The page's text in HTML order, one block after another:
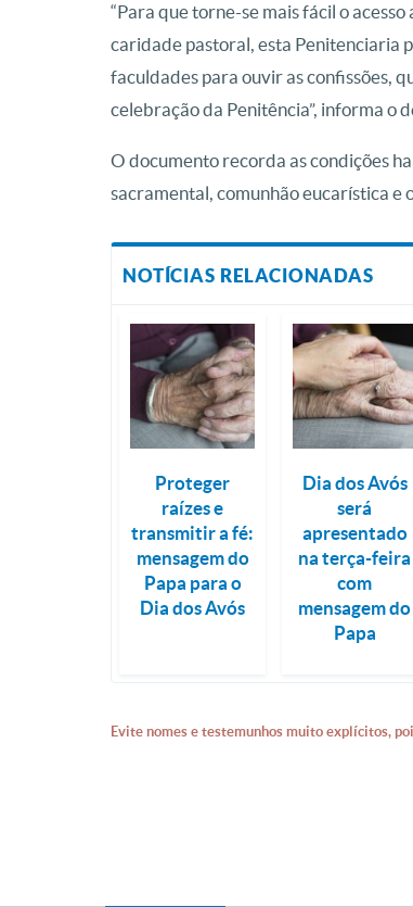
“Para que torne-se mais fácil o
caridade pastoral, esta Penitenciaria
faculdades para ouvir as confissões,
celebração da Penitência”, informa o
O documento recorda as condições
sacramental, comunhão eucarística e
NOTÍCIAS RELACIONADAS
Proteger
raízes e
transmitir a fé:
mensagem do
Papa para o
Dia dos Avós
Dia dos Avós
será
apresentado
na terça-feira
com
mensagem do
Papa
Evite nomes e testemunhos muito explícitos,